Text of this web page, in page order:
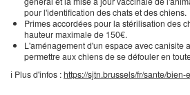
pour l'identification des chats et des chiens.
Primes accordées pour la stérilisation des
hauteur maximale de 150€.
L'aménagement d'un espace avec canisite
permettre aux chiens de se défouler en
ℹ️ Plus d'infos :https://sjtn.brussels/fr/sante/bien-